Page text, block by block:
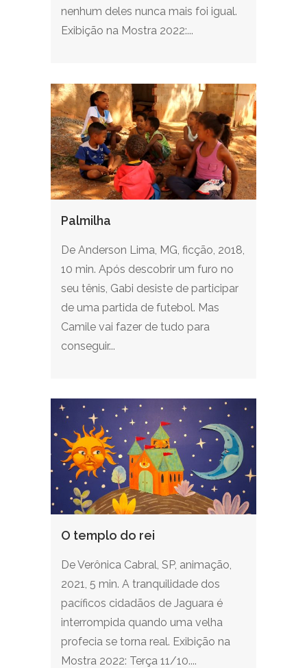
nenhum deles nunca mais foi igual.
Exibição na Mostra 2022:...
Palmilha
De Anderson Lima, MG, ficção, 2018,
10 min. Após descobrir um furo no
seu tênis, Gabi desiste de participar
de uma partida de futebol. Mas
Camile vai fazer de tudo para
conseguir...
O templo do rei
De Verônica Cabral, SP, animação,
2021, 5 min. A tranquilidade dos
pacíficos cidadãos de Jaguara é
interrompida quando uma velha
profecia se torna real. Exibição na
Mostra 2022: Terça 11/10....